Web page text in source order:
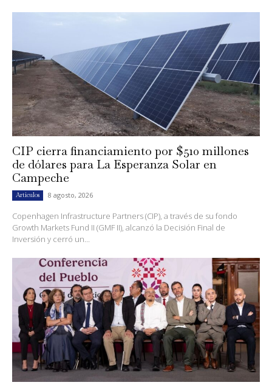
CIP cierra financiamiento por $510 millones
de dólares para La Esperanza Solar en
Campeche
Artículos 8 agosto, 2026
Copenhagen Infrastructure Partners (CIP), a través de su fondo
Growth Markets Fund II (GMF II), alcanzó la Decisión Final de
Inversión y cerró un...